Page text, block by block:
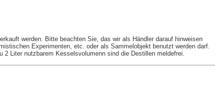
werden. Bitte beachten Sie, das wir als Händler darauf hinweisen
Experimenten, etc. oder als Sammelobjekt benutzt werden darf.
Liter nutzbarem Kesselsvolumenn sind die Destillen meldefrei.